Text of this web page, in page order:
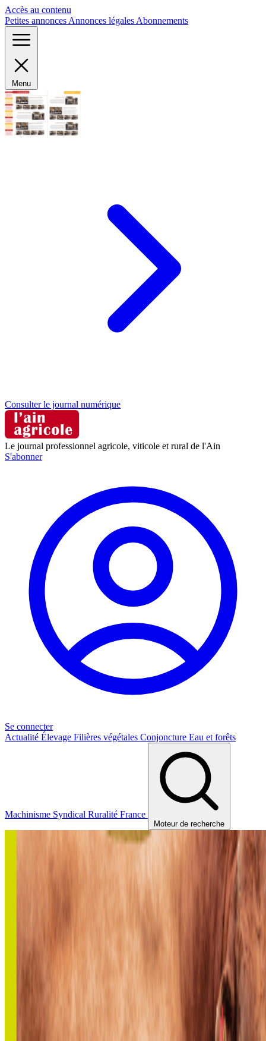
Accès au contenu
Petites annonces Annonces légales Abonnements
Menu
Consulter le journal numérique
Le journal professionnel agricole, viticole et rural de l'Ain
S'abonner
Se connecter
Actualité Élevage Filières végétales Conjoncture Eau et forêts
Machinisme Syndical Ruralité France
Moteur de recherche
Panneau de gestion des cookies